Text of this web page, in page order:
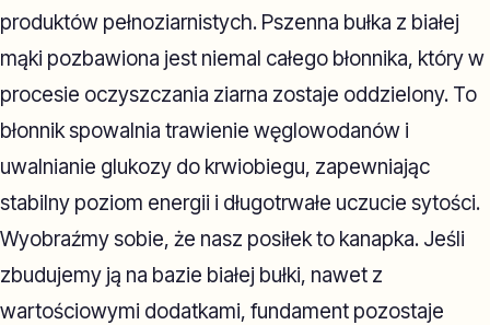
produktów pełnoziarnistych. Pszenna bułka z białej
mąki pozbawiona jest niemal całego błonnika, który w
procesie oczyszczania ziarna zostaje oddzielony. To
błonnik spowalnia trawienie węglowodanów i
uwalnianie glukozy do krwiobiegu, zapewniając
stabilny poziom energii i długotrwałe uczucie sytości.
Wyobraźmy sobie, że nasz posiłek to kanapka. Jeśli
zbudujemy ją na bazie białej bułki, nawet z
wartościowymi dodatkami, fundament pozostaje